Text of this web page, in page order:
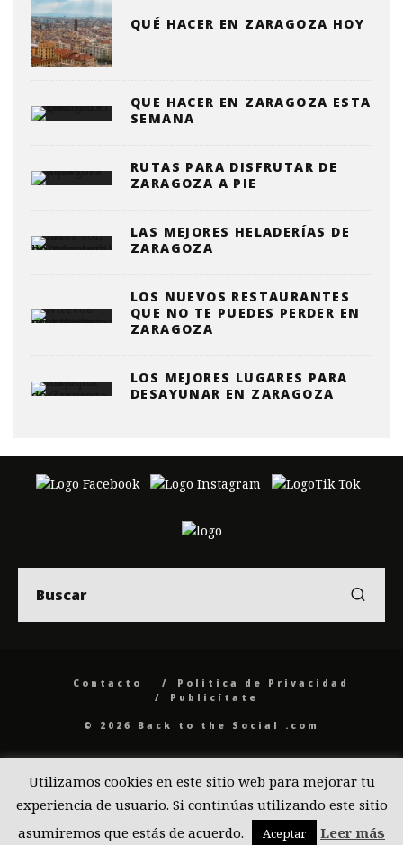
QUÉ HACER EN ZARAGOZA HOY
QUE HACER EN ZARAGOZA ESTA
SEMANA
RUTAS PARA DISFRUTAR DE
ZARAGOZA A PIE
LAS MEJORES HELADERÍAS DE
ZARAGOZA
LOS NUEVOS RESTAURANTES
QUE NO TE PUEDES PERDER EN
ZARAGOZA
LOS MEJORES LUGARES PARA
DESAYUNAR EN ZARAGOZA
Contacto
Politica de Privacidad
Publicítate
© 2026 Back to the Social .com
Utilizamos cookies en este sitio web para mejorar tu
experiencia de usuario. Si continúas utilizando este sitio
asumiremos que estás de acuerdo.
Aceptar Leer más